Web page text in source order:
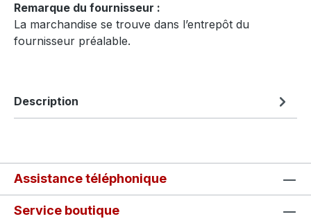
Remarque du fournisseur :
La marchandise se trouve dans l’entrepôt du
fournisseur préalable.
Description
Assistance téléphonique
Service boutique